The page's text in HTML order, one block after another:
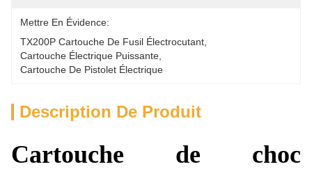
Mettre En Évidence:
TX200P Cartouche De Fusil Électrocutant
Cartouche Électrique Puissante
Cartouche De Pistolet Électrique
Description De Produit
Cartouche de choc